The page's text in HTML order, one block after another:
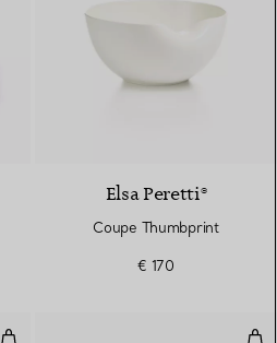
Elsa Peretti®
Coupe Thumbprint
€ 170
Vase en cristal